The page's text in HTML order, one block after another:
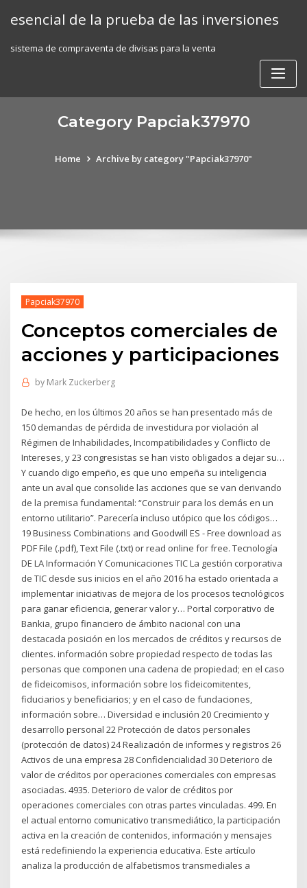
esencial de la prueba de las inversiones
sistema de compraventa de divisas para la venta
Category Papciak37970
Home Archive by category "Papciak37970"
Papciak37970
Conceptos comerciales de
acciones y participaciones
by Mark Zuckerberg
De hecho, en los últimos 20 años se han presentado más de
150 demandas de pérdida de investidura por violación al
Régimen de Inhabilidades, Incompatibilidades y Conflicto de
Intereses, y 23 congresistas se han visto obligados a dejar su…
Y cuando digo empeño, es que uno empeña su inteligencia
ante un aval que consolide las acciones que se van derivando
de la premisa fundamental: “Construir para los demás en un
entorno utilitario”. Parecería incluso utópico que los códigos…
19 Business Combinations and Goodwill ES - Free download as
PDF File (.pdf), Text File (.txt) or read online for free. Tecnología
DE LA Información Y Comunicaciones TIC La gestión corporativa
de TIC desde sus inicios en el año 2016 ha estado orientada a
implementar iniciativas de mejora de los procesos tecnológicos
para ganar eficiencia, generar valor y… Portal corporativo de
Bankia, grupo financiero de ámbito nacional con una
destacada posición en los mercados de créditos y recursos de
clientes. información sobre propiedad respecto de todas las
personas que componen una cadena de propiedad; en el caso
de fideicomisos, información sobre los fideicomitentes,
fiduciarios y beneficiarios; y en el caso de fundaciones,
información sobre… Diversidad e inclusión 20 Crecimiento y
desarrollo personal 22 Protección de datos personales
(protección de datos) 24 Realización de informes y registros 26
Activos de una empresa 28 Confidencialidad 30 Deterioro de
valor de créditos por operaciones comerciales con empresas
asociadas. 4935. Deterioro de valor de créditos por
operaciones comerciales con otras partes vinculadas. 499. En
el actual entorno comunicativo transmediático, la participación
activa en la creación de contenidos, información y mensajes
está redefiniendo la experiencia educativa. Este artículo
analiza la producción de alfabetismos transmediales a